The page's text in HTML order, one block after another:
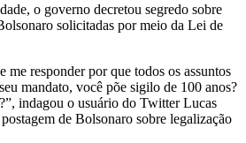
o governo decretou segredo sobre
solicitadas por meio da Lei de
me responder por que todos os assuntos
mandato, você põe sigilo de 100 anos?
indagou o usuário do Twitter Lucas
de Bolsonaro sobre legalização